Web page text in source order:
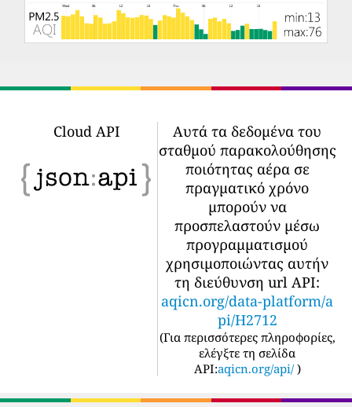
Cloud API
Αυτά τα δεδομένα του
σταθμού παρακολούθησης
ποιότητας αέρα σε
πραγματικό χρόνο
μπορούν να
προσπελαστούν μέσω
προγραμματισμού
χρησιμοποιώντας αυτήν
τη διεύθυνση url API:
aqicn.org/data-platform/a
pi/H2712
(Για περισσότερες πληροφορίες,
ελέγξτε τη σελίδα
API:aqicn.org/api/ )